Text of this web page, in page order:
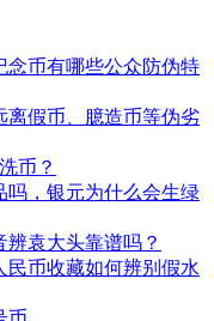
念币有哪些公众防伪特
离假币、臆造币等伪劣
币？
吗，银元为什么会生绿
辨袁大头靠谱吗？
民币收藏如何辨别假水